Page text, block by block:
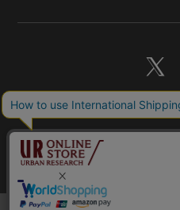
©URBAN RESEARCH